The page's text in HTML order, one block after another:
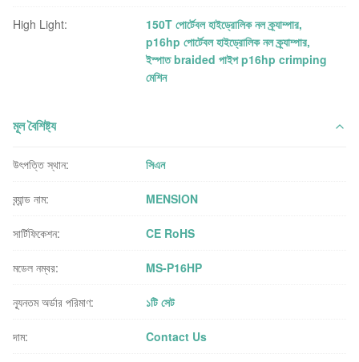
High Light: 150T পোর্টেবল হাইড্রোলিক নল ক্র্যাম্পার,
p16hp পোর্টেবল হাইড্রোলিক নল ক্র্যাম্পার,
ইস্পাত braided পাইপ p16hp crimping
মেশিন
মূল বৈশিষ্ট্য
উৎপত্তি স্থান: সিএন
ব্র্যান্ড নাম: MENSION
সার্টিফিকেশন: CE RoHS
মডেল নম্বর: MS-P16HP
ন্যূনতম অর্ডার পরিমাণ: ১টি সেট
দাম: Contact Us